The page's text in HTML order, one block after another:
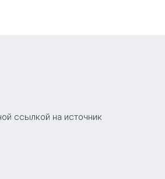
ссылкой на источник